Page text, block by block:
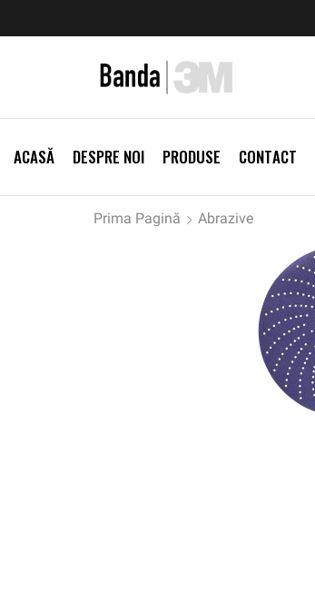
ACASĂ DESPRE NOI PRODUSE CONTACT
Prima Pagină Abrazive